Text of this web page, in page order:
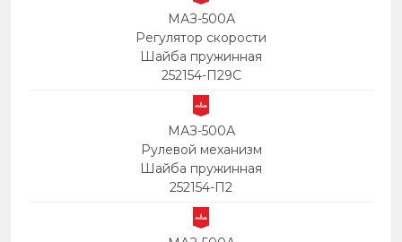
МАЗ-500А
Регулятор скорости
Шайба пружинная
252154-П29С
МАЗ-500А
Рулевой механизм
Шайба пружинная
252154-П2